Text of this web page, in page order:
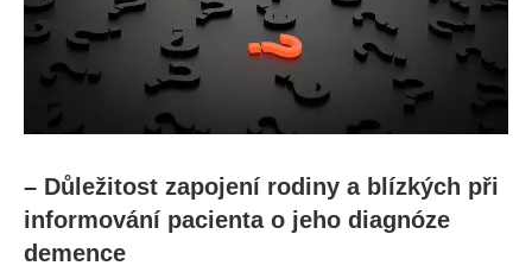
– Důležitost zapojení rodiny a blízkých při
informování pacienta o jeho diagnóze
demence